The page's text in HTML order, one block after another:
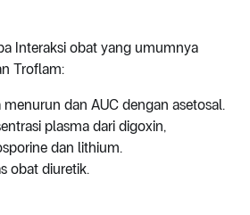
Interaksi obat yang umumnya
Troflam:
dan AUC dengan asetosal.
plasma dari digoxin,
dan lithium.
obat diuretik.